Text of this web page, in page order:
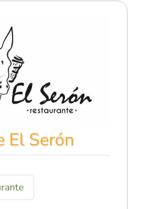
El Serón